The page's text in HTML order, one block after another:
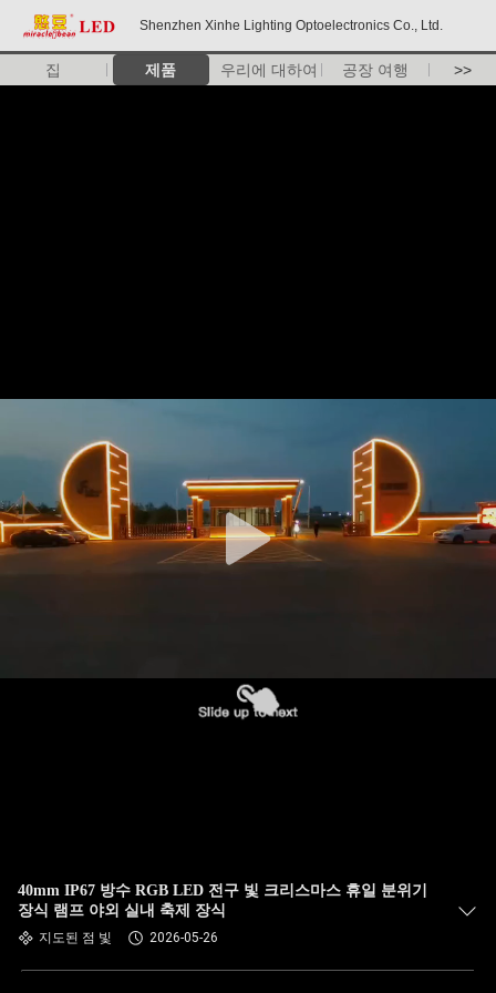
Shenzhen Xinhe Lighting Optoelectronics Co., Ltd.
집 제품 우리에 대하여 공장 여행 >>
40mm IP67 방수 RGB LED 전구 빛 크리스마스 휴일 분위기
장식 램프 야외 실내 축제 장식
지도된 점 빛 2026-05-26